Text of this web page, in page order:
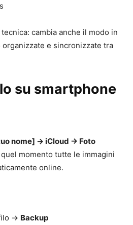
cambia anche il modo in
e sincronizzate tra
su smartphone
nome] → iCloud → Foto
quel momento tutte le immagini
online.
→ Backup